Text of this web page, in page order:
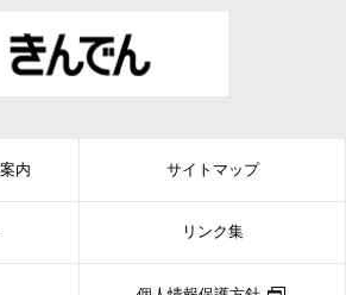
内 サイトマップ
リンク集